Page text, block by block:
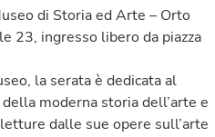
di Storia ed Arte – Orto
23, ingresso libero da piazza
la serata è dedicata al
moderna storia dell’arte e
dalle sue opere sull’arte